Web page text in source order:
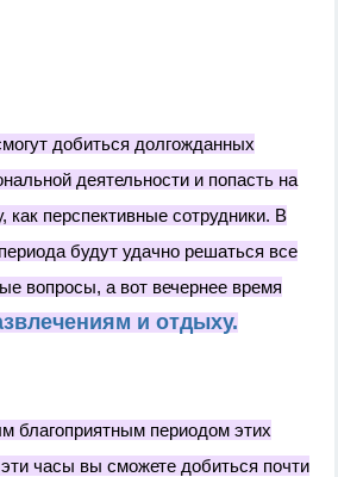
добиться долгожданных
деятельности и попасть на
как перспективные сотрудники. В
будут удачно решаться все
вопросы, а вот вечернее время
и отдыху.
благоприятным периодом этих
часы вы сможете добиться почти